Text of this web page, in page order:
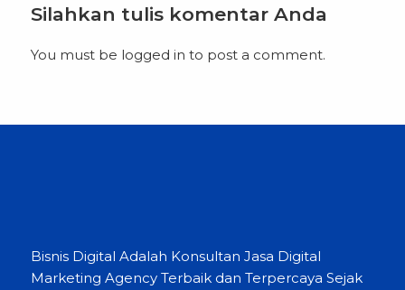
Silahkan tulis komentar Anda
You must be logged in to post a comment.
Bisnis Digital Adalah Konsultan Jasa Digital
Marketing Agency Terbaik dan Terpercaya Sejak